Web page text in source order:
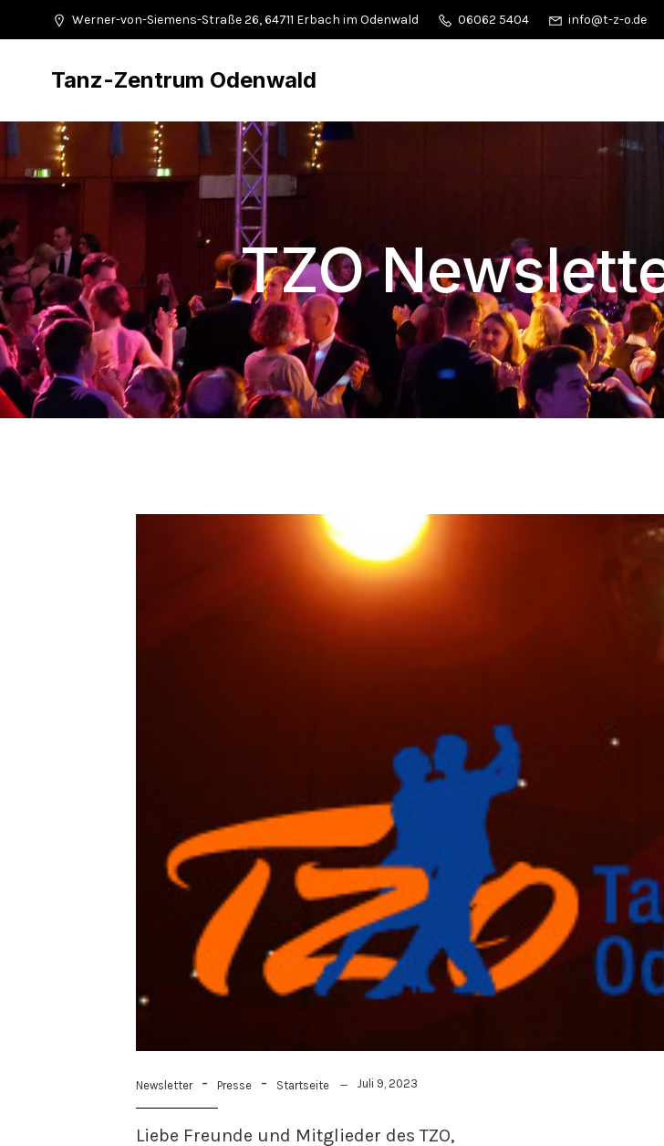
Werner-von-Siemens-Straße 26, 64711 Erbach im Odenwald 06062 5404 info@t-z-o.de
Tanz-Zentrum Odenwald
TZO
Newsletter - Presse - Startseite Juli 9, 2023
Liebe Freunde und Mitglieder des TZO,